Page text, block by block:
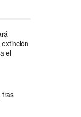
el
tras